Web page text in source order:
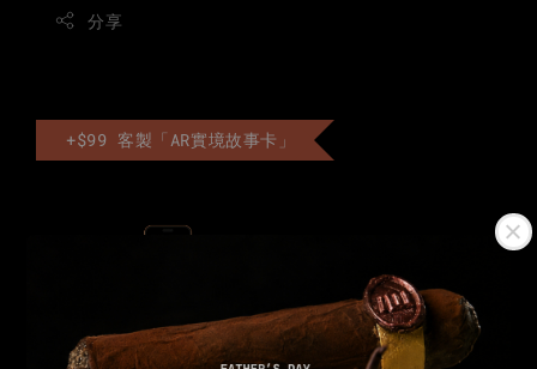
分享
+$99 客製「AR實境故事卡」